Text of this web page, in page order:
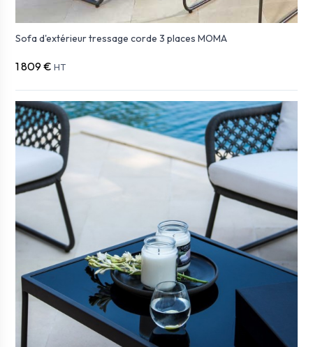
Sofa d'extérieur tressage corde 3 places MOMA
1 809 € HT